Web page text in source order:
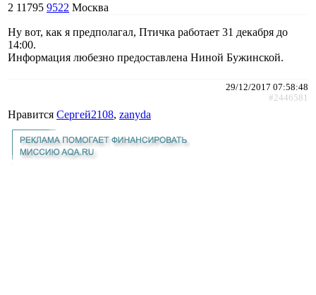
2 11795 9522 Москва
Ну вот, как я предполагал, Птичка работает 31 декабря до
14:00.
Информация любезно предоставлена Ниной Бужинской.
29/12/2017 07:58:48
#2446581
Нравится Сергей2108, zanyda